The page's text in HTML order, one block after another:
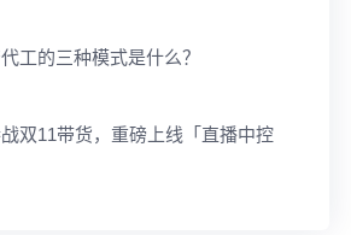
工的三种模式是什么？
双11带货，重磅上线「直播中控